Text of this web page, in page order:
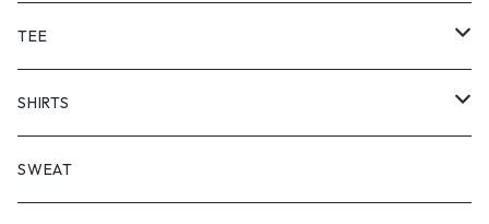
TEE
SHORT SLEEVE
LONG SLEEVE
SHIRTS
SHORT SLEEVE
SWEAT